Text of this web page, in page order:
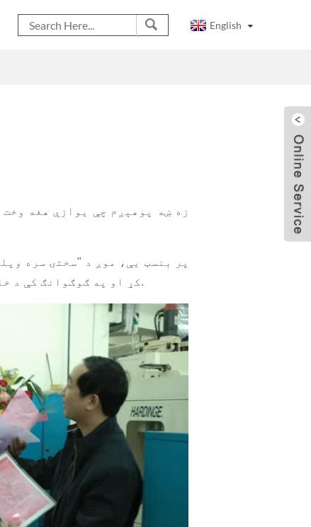
English
زه ښه پوهېږم چې یوازې هغه
پر بنسټ یې، موږ د "سختۍ سره
کړ او په ګوګوانګ کې د خلکو جامع وړتیا په ډیری لارو کې لوړه کړه ترڅو د ګوګوانګ ځانګړي تصدۍ کلتور ته وده ورکړي.